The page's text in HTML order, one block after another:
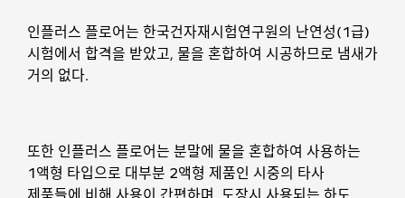
인플러스 플로어는 한국건자재시험연구원의 난연성(1급)
시험에서 합격을 받았고, 물을 혼합하여 시공하므로 냄새가
거의 없다.
또한 인플러스 플로어는 분말에 물을 혼합하여 사용하는
1액형 타입으로 대부분 2액형 제품인 시중의 타사
제품들에 비해 사용이 간편하며, 도장시 사용되는 하도,